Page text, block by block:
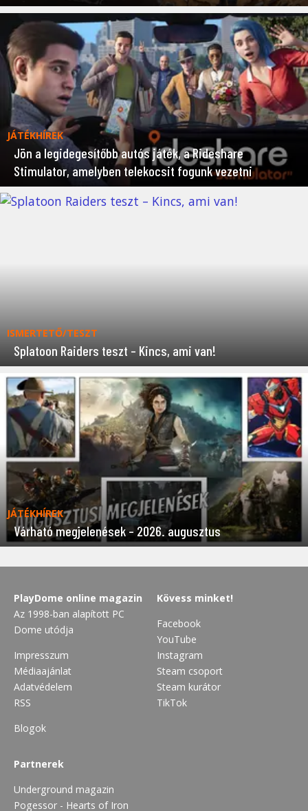
JÁTÉKHÍREK
Jön a legidegesítőbb autós játék, a Rideshare
Stimulator, amelyben telekocsit fogunk vezetni
ISMERTETŐ/TESZT
Splatoon Raiders teszt – Kincs, ami van!
JÁTÉKHÍREK
Várható megjelenések – 2026. augusztus
PlayDome online magazin
Az 1998-ban alapított PC
Dome utódja
Impresszum
Médiaajánlat
Adatvédelem
RSS
Blogok
Kövess minket!
Facebook
YouTube
Instagram
Steam csoport
Steam kurátor
TikTok
Partnerek
Underground magazin
Pogessor - Hearts of Iron